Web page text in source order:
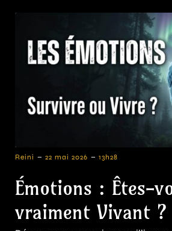
Reini - 22 mai 2026 - 13h28
Émotions : Êtes-
vraiment Vivant ?